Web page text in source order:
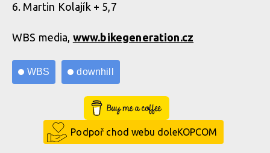
6. Martin Kolajík + 5,7
WBS media, www.bikegeneration.cz
WBS downhill
Buy Me a Coffee
Podpoř chod webu doleKOPCOM